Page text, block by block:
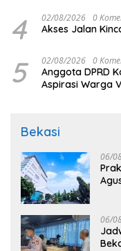
4 02/08/2026 0
Akses Jalan
5 02/08/2026 0
Anggota DPRD
Aspirasi Warga
Bekasi
06/
06/